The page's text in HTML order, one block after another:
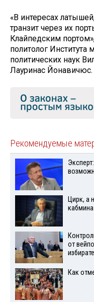
«В интересах
транзит через их
Клайпедским
политолог
политических наук
Лауринас Йонавичюс.
Рекомендуемые
Цирк, а
от
Как